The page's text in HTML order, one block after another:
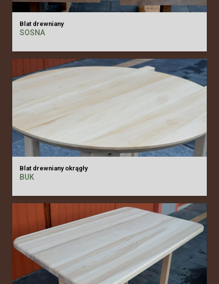
Blat drewniany
SOSNA
Blat drewniany okrągły
BUK